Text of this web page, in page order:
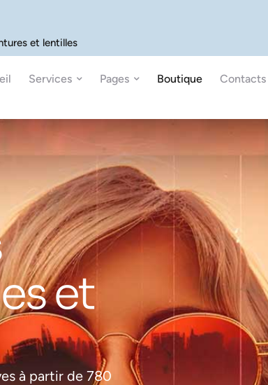
et lentilles
Services Pages Boutique Contacts
et
à partir de 780